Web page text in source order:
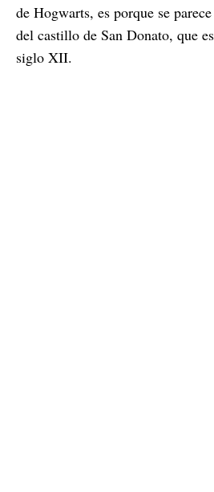
de Hogwarts, es porque se
del castillo de San Donato, que
siglo XII.